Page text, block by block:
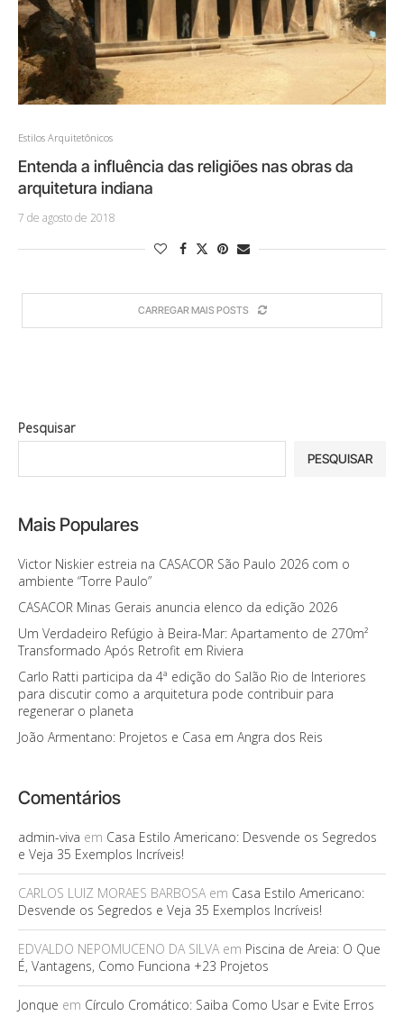
Estilos Arquitetônicos
Entenda a influência das religiões nas obras da
arquitetura indiana
7 de agosto de 2018
CARREGAR MAIS POSTS
Pesquisar
PESQUISAR
Mais Populares
Victor Niskier estreia na CASACOR São Paulo 2026 com o
ambiente “Torre Paulo”
CASACOR Minas Gerais anuncia elenco da edição 2026
Um Verdadeiro Refúgio à Beira-Mar: Apartamento de 270m²
Transformado Após Retrofit em Riviera
Carlo Ratti participa da 4ª edição do Salão Rio de Interiores
para discutir como a arquitetura pode contribuir para
regenerar o planeta
João Armentano: Projetos e Casa em Angra dos Reis
Comentários
admin-viva em Casa Estilo Americano: Desvende os Segredos
e Veja 35 Exemplos Incríveis!
CARLOS LUIZ MORAES BARBOSAem Casa Estilo Americano:
Desvende os Segredos e Veja 35 Exemplos Incríveis!
EDVALDO NEPOMUCENO DA SILVAem Piscina de Areia: O Que
É, Vantagens, Como Funciona +23 Projetos
Jonque em Círculo Cromático: Saiba Como Usar e Evite Erros